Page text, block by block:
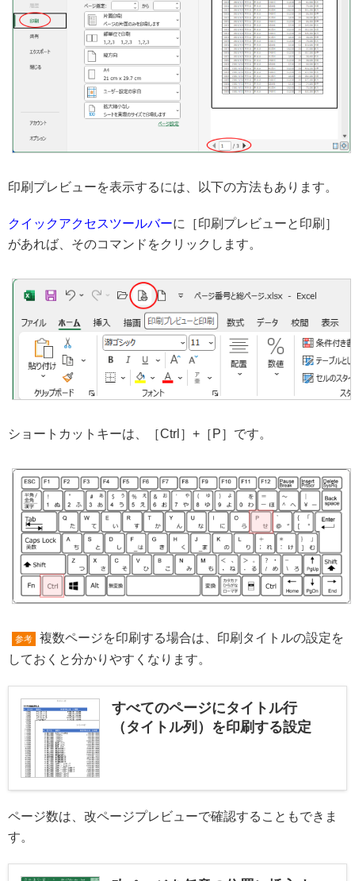
印刷プレビューを表示するには、以下の方法もあります。
クイックアクセスツールバーに［印刷プレビューと印刷］
があれば、そのコマンドをクリックします。
ショートカットキーは、［Ctrl］+［P］です。
参考
複数ページを印刷する場合は、印刷タイトルの設定を
しておくと分かりやすくなります。
すべてのページにタイトル行
（タイトル列）を印刷する設定
ページ数は、改ページプレビューで確認することもできま
す。